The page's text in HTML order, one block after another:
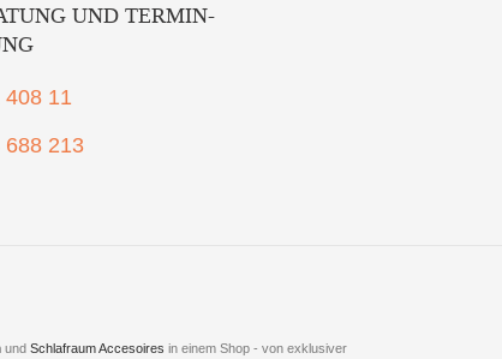
UND TERMIN-
408 11
688 213
und Schlafraum Accesoires in einem Shop - von exklusiver